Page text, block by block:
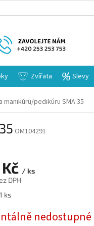
Zvířata Slevy
manikúru/pedikúru SMA 35
OM104291
/ ks
DPH
ks
nedostupné